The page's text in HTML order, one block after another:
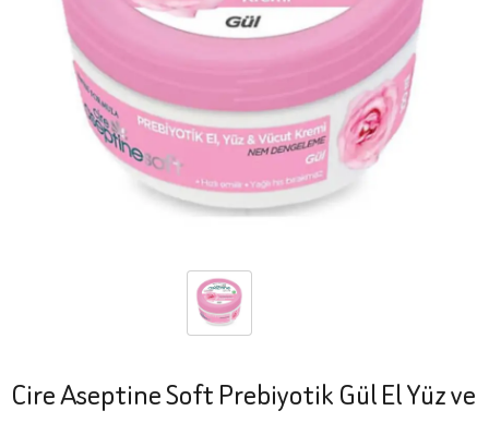
Cire Aseptine Soft Prebiyotik Gül El Yüz ve